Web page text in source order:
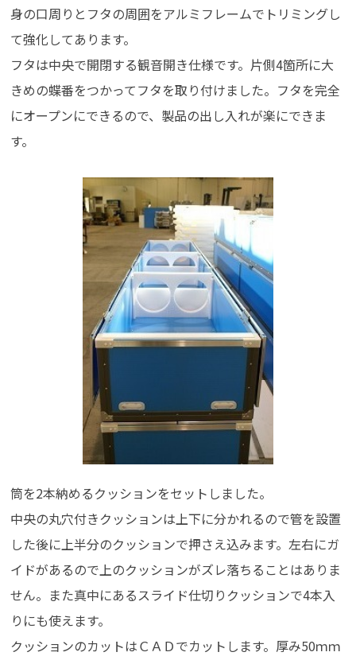
身の口周りとフタの周囲をアルミフレームでトリミングし
て強化してあります。
フタは中央で開閉する観音開き仕様です。片側4箇所に大
きめの蝶番をつかってフタを取り付けました。フタを完全
にオープンにできるので、製品の出し入れが楽にできま
す。
筒を2本納めるクッションをセットしました。
中央の丸穴付きクッションは上下に分かれるので管を設置
した後に上半分のクッションで押さえ込みます。左右にガ
イドがあるので上のクッションがズレ落ちることはありま
せん。また真中にあるスライド仕切りクッションで4本入
りにも使えます。
クッションのカットはＣＡＤでカットします。厚み50ｍｍ